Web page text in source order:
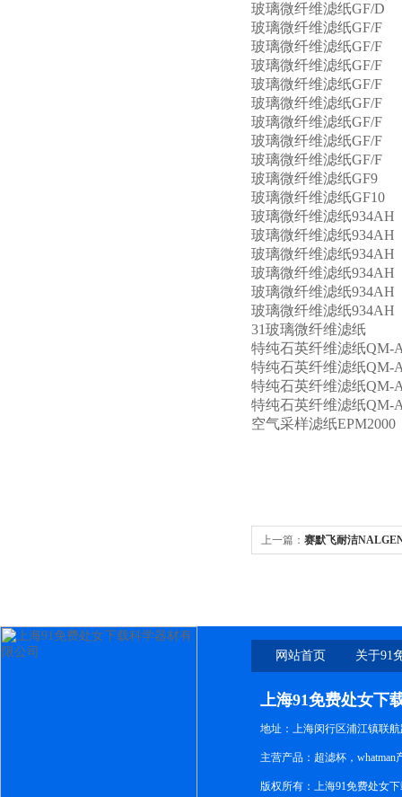
玻璃微纤维滤纸GF/D
玻璃微纤维滤纸GF/F
玻璃微纤维滤纸GF/F
玻璃微纤维滤纸GF/F
玻璃微纤维滤纸GF/F
玻璃微纤维滤纸GF/F
玻璃微纤维滤纸GF/F
玻璃微纤维滤纸GF/F
玻璃微纤维滤纸GF/F
玻璃微纤维滤纸GF9
玻璃微纤维滤纸GF10
玻璃微纤维滤纸934AH
玻璃微纤维滤纸934AH
玻璃微纤维滤纸934AH
玻璃微纤维滤纸934AH
玻璃微纤维滤纸934AH
玻璃微纤维滤纸934AH
31玻璃微纤维滤纸
特纯石英纤维滤纸QM-
特纯石英纤维滤纸QM-
特纯石英纤维滤纸QM-
特纯石英纤维滤纸QM-
空气采样滤纸EPM2000
上一篇： 赛默飞耐洁
网站首页 关于91
上海91免费处女下
地址：上海闵行区浦江镇联航
主营产品：超滤杯，
版权所有：上海91免费处女